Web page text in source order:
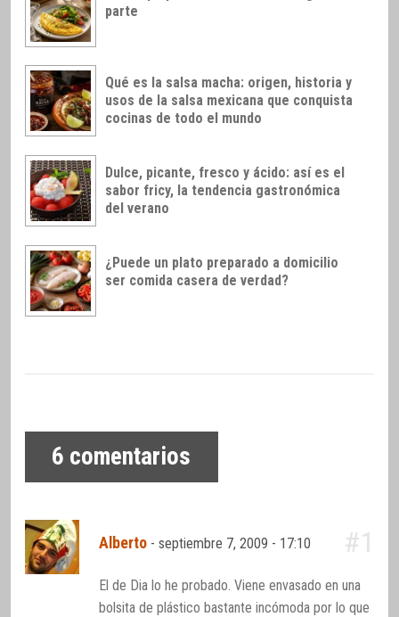
parte
Qué es la salsa macha: origen, historia y
usos de la salsa mexicana que conquista
cocinas de todo el mundo
Dulce, picante, fresco y ácido: así es el
sabor fricy, la tendencia gastronómica
del verano
¿Puede un plato preparado a domicilio
ser comida casera de verdad?
6 comentarios
Alberto -septiembre 7, 2009 - 17:10 #1
El de Dia lo he probado. Viene envasado en una
bolsita de plástico bastante incómoda por lo que